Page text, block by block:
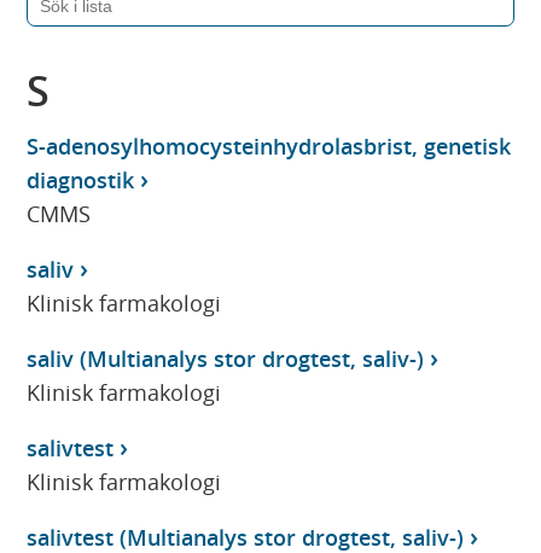
S
S-adenosylhomocysteinhydrolasbrist, genetisk
diagnostik
CMMS
saliv
Klinisk farmakologi
saliv (Multianalys stor drogtest, saliv-)
Klinisk farmakologi
salivtest
Klinisk farmakologi
salivtest (Multianalys stor drogtest, saliv-)